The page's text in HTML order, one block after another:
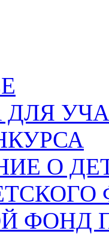
ДЛЯ
О
ФОНД